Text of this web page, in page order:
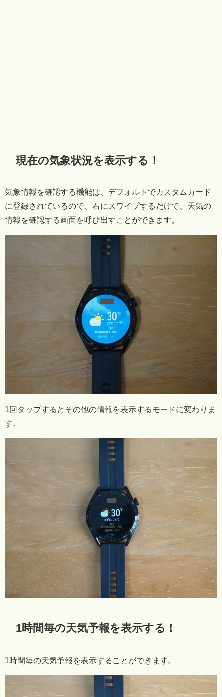
現在の気象状況を表示する！
気象情報を確認する機能は、デフォルトでカスタムカード
に登録されているので、右にスワイプするだけで、天気の
情報を確認する画面を呼び出すことができます。
1回タップするとその他の情報を表示するモードに変わりま
す。
1時間毎の天気予報を表示する！
1時間毎の天気予報を表示することができます。